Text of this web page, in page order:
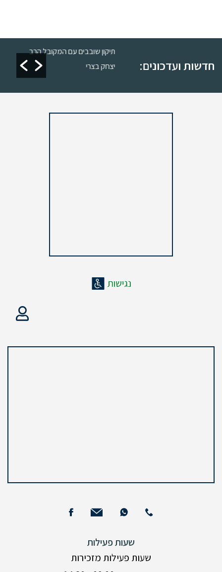
חדשות ועדכונים:
תיקון שובבים עם המקובל הרב
יצחק בצרי
שעות פעילות
שעות פעילות מזכירות